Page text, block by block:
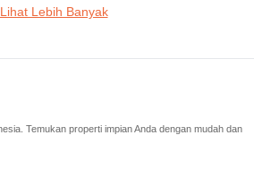
Lihat Lebih Banyak
Temukan properti impian Anda dengan mudah dan